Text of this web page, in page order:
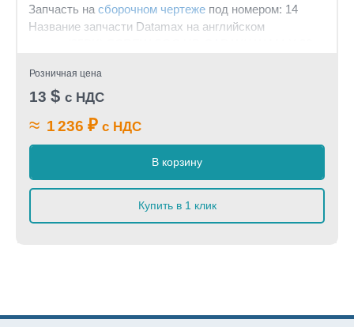
Запчасть на сборочном чертеже под номером: 14
Название запчасти Datamax на английском
Розничная цена
13 $ с НДС
≈ 1 236 ₽ с НДС
В корзину
Купить в 1 клик